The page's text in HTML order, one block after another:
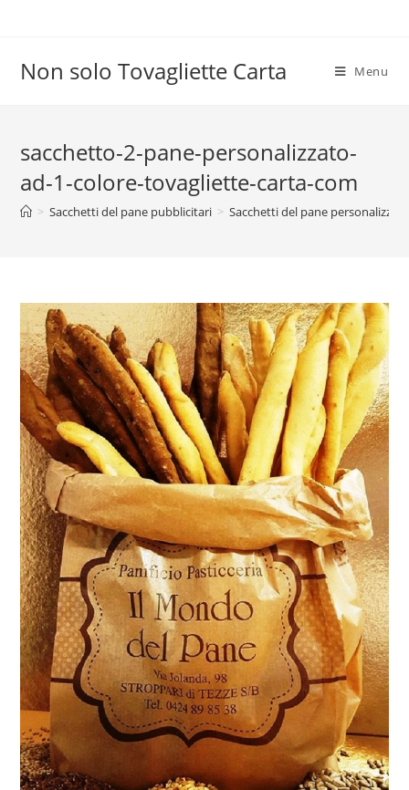
Non solo Tovagliette Carta Menu
sacchetto-2-pane-personalizzato-
ad-1-colore-tovagliette-carta-com
> Sacchetti del pane pubblicitari > Sacchetti del pane personalizzati